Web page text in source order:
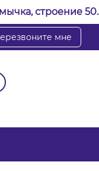
строение 50.
мне